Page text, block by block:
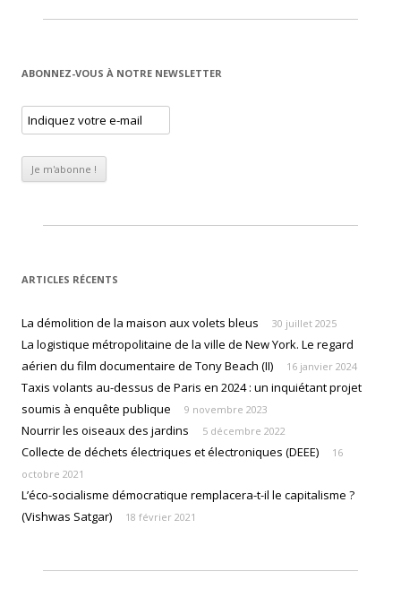
ABONNEZ-VOUS À NOTRE NEWSLETTER
ARTICLES RÉCENTS
La démolition de la maison aux volets bleus 30 juillet 2025
La logistique métropolitaine de la ville de New York. Le regard
aérien du film documentaire de Tony Beach (II)
16 janvier 2024
Taxis volants au-dessus de Paris en 2024 : un inquiétant projet
soumis à enquête publique
9 novembre 2023
Nourrir les oiseaux des jardins 5 décembre 2022
Collecte de déchets électriques et électroniques (DEEE)
16
octobre 2021
L’éco-socialisme démocratique remplacera-t-il le capitalisme ?
(Vishwas Satgar)
18 février 2021